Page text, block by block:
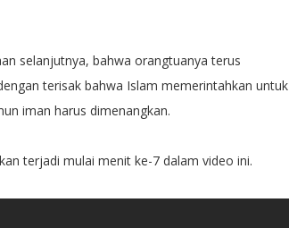
selanjutnya, bahwa orangtuanya terus
terisak bahwa Islam memerintahkan untuk
iman harus dimenangkan.
terjadi mulai menit ke-7 dalam video ini.